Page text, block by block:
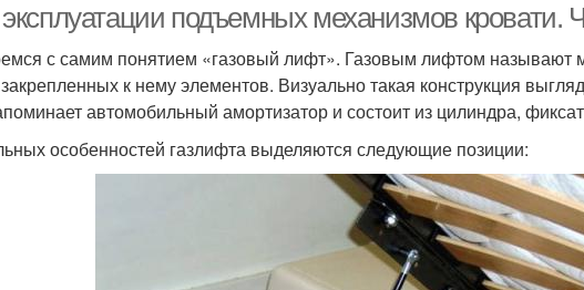
подъемных механизмов кровати.
с самим понятием «газовый лифт». Газовым лифтом называют
к нему элементов. Визуально такая конструкция
автомобильный амортизатор и состоит из цилиндра,
особенностей газлифта выделяются следующие позиции: